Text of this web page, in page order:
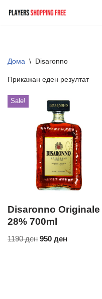
Дома \ Disaronno
Прикажан еден резултат
Sale!
Disaronno Originale
28% 700ml
1190ден 950 ден